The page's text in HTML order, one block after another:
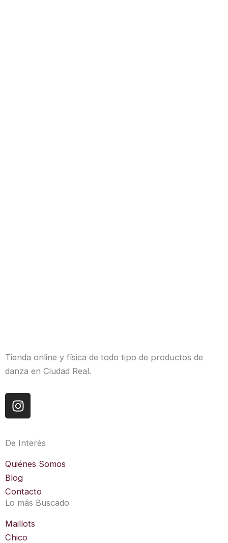
Tienda online y física de todo tipo de productos de
danza en Ciudad Real.
I
n
t
a
g
r
a
m
De Interés
Quiénes Somos
Blog
Contacto
Lo más Buscado
Maillots
Chico